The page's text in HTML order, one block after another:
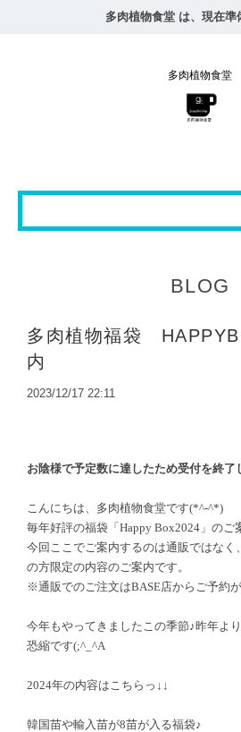
多肉植物食堂 は、現在準
多肉植物食堂
BLOG
多肉植物福袋
内
2023/12/17 22:11
お陰様で予定数に達したため受付を終了
こんにちは、多肉植物食堂です(*^-^*)
毎年好評の福袋「 Happy Box2024 」のご
今回ここでご案内するのは通販ではなく
の方限定の内容のご案内です。
※通販でのご注文はBASE店からご予約
今年もやってきましたこの季節♪昨年より
恐縮です(;^_^A
2024年の内容はこちらっ↓↓
韓国苗や輸入苗が8苗が入る福袋♪